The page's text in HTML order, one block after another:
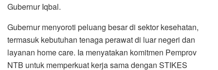
Gubernur Iqbal.
Gubernur menyoroti peluang besar di sektor kesehatan,
termasuk kebutuhan tenaga perawat di luar negeri dan
layanan home care. Ia menyatakan komitmen Pemprov
NTB untuk memperkuat kerja sama dengan STIKES